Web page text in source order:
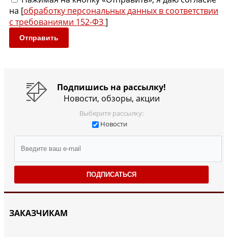
на [обработку персональных данных в соответствии
с требованиями 152-ФЗ]
Отправить
Подпишись на рассылку!
Новости, обзоры, акции
Выберите рассылку:
Новости
ПОДПИСАТЬСЯ
ЗАКАЗЧИКАМ